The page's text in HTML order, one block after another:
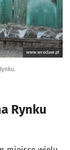
www.wroclaw.pl
Rynku